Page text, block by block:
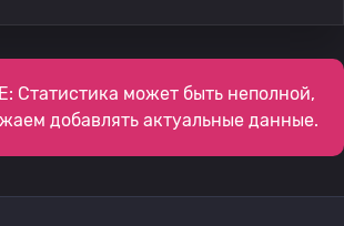
может быть неполной,
добавлять актуальные данные.